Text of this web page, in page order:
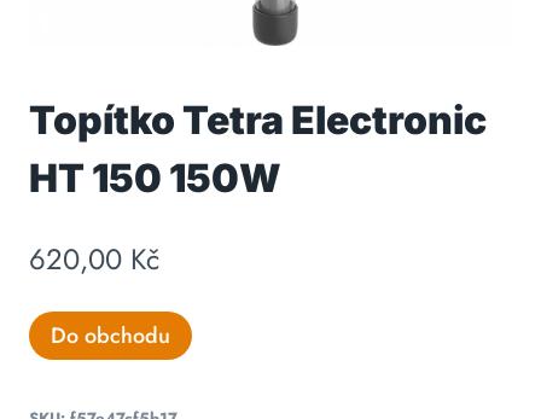
Topítko Tetra Electronic
HT 150 150W
620,00 Kč
Do obchodu